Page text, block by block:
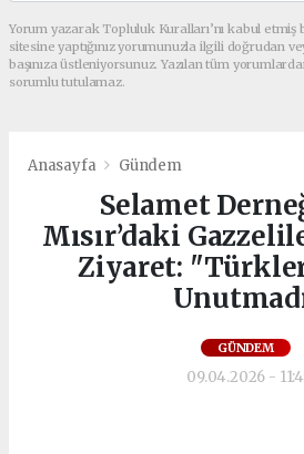
Yorum yazarak Topluluk Kuralları’nı kabul
sitesine yaptığınız yorumunuzla ilgili doğrudan
başınıza üstleniyorsunuz. Yazılan tüm
sorumlu tutulamaz.
Anasayfa Gündem
Selamet
Mısır’daki
Ziyaret:
GÜNDEM
09.04.2026 -